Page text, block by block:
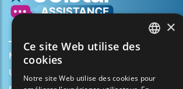
Mijn account aanmaken
Uw mandje
FRENCH
×
Ce site Web utilise des
cookies
Notre site Web utilise des cookies pour